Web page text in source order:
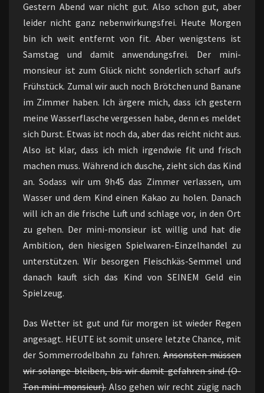
Gestern Abend war nicht gut. Also schon gut, aber
leider nicht ganz nebenwirkungsfrei. Heute Morgen
bin ich weit entfernt von fit. Aber wenigstens ist
Samstag und damit anwendungsfrei. Der mini-
monsieur ist zum Glück nicht sonderlich scharf aufs
Frühstück. Zumal wir auch noch Brötchen und Banane
im Zimmer haben. Ich ärgere mich, dass ich gestern
meine Wasserflasche vergessen habe, denn es meldet
sich Durst. Etwas ist noch da, aber das reicht nicht aus.
Also ist klar, dass ich mich irgendwie fit und frisch
machen muss. Während ich dusche, zieht sich das Kind
an. Sodass wir um 9h45 das Zimmer verlassen, um
Wasser und dem Kind einen Kakao zu holen. Danach
will ich an die frische Luft und schlage vor, in den Ort
zu gehen. Der mini-monsieur ist willig und hat die
Ambition, den hiesigen Spielwaren-Einzelhandel zu
unterstützen. Wir besorgen Fleischkäs-Semmel und
danach kauft sich das Kind von SEINEM Geld ein
Spielzeug.
Das Wetter ist gut und für morgen ist wieder Regen
angesagt. HEUTE ist somit unsere letzte Chance, mit
der Sommerrodelbahn zu fahren.Ansonsten müssen
wir solange bleiben, bis wir damit gefahren sind (O-
Ton mini-monsieur).Also gehen wir recht zügig nach